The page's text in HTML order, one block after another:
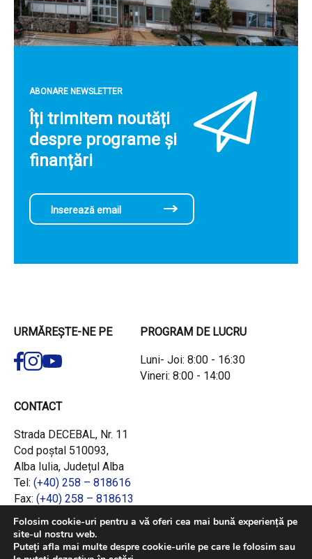
ABONARE NEWSLETTER
Îți trimitem noutăți
despre programe și
finanțări
URMĂREȘTE-NE PE PROGRAM DE LUCRU
Luni- Joi: 8:00 - 16:30
Vineri: 8:00 - 14:00
CONTACT
Strada DECEBAL, Nr. 11
Cod poștal 510093,
Alba Iulia, Județul Alba
Tel: (+40) 258 – 818616
Fax: (+40) 258 – 818613
Email:
office@adrcentru.ro
LINK-URI RAPIDE
Folosim cookie-uri pentru a vă oferi cea mai bună experiență pe
site-ul nostru web.
Puteți afla mai multe despre cookie-urile pe care le folosim sau